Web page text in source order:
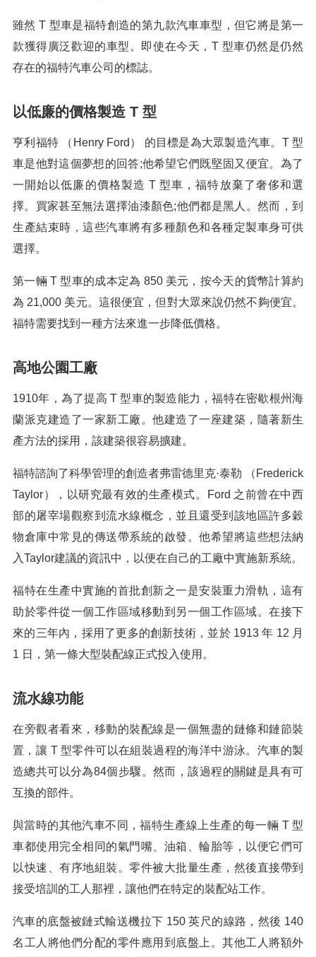
雖然 T 型車是福特創造的第九款汽車車型，但它將是第一
款獲得廣泛歡迎的車型。即使在今天，T 型車仍然是仍然
存在的福特汽車公司的標誌。
以低廉的價格製造 T 型
亨利福特 （Henry Ford） 的目標是為大眾製造汽車。T 型
車是他對這個夢想的回答;他希望它們既堅固又便宜。為了
一開始以低廉的價格製造 T 型車，福特放棄了奢侈和選
擇。買家甚至無法選擇油漆顏色;他們都是黑人。然而，到
生產結束時，這些汽車將有多種顏色和各種定製車身可供
選擇。
第一輛 T 型車的成本定為 850 美元，按今天的貨幣計算約
為 21,000 美元。這很便宜，但對大眾來說仍然不夠便宜。
福特需要找到一種方法來進一步降低價格。
高地公園工廠
1910年，為了提高 T 型車的製造能力，福特在密歇根州海
蘭派克建造了一家新工廠。他建造了一座建築，隨著新生
產方法的採用，該建築很容易擴建。
福特諮詢了科學管理的創造者弗雷德里克·泰勒 （Frederick
Taylor），以研究最有效的生產模式。Ford 之前曾在中西
部的屠宰場觀察到流水線概念，並且還受到該地區許多穀
物倉庫中常見的傳送帶系統的啟發。他希望將這些想法納
入Taylor建議的資訊中，以便在自己的工廠中實施新系統。
福特在生產中實施的首批創新之一是安裝重力滑軌，這有
助於零件從一個工作區域移動到另一個工作區域。在接下
來的三年內，採用了更多的創新技術，並於 1913 年 12 月
1 日，第一條大型裝配線正式投入使用。
流水線功能
在旁觀者看來，移動的裝配線是一個無盡的鏈條和鏈節裝
置，讓 T 型零件可以在組裝過程的海洋中游泳。汽車的製
造總共可以分為84個步驟。然而，該過程的關鍵是具有可
互換的部件。
與當時的其他汽車不同，福特生產線上生產的每一輛 T 型
車都使用完全相同的氣門嘴、油箱、輪胎等，以便它們可
以快速、有序地組裝。零件被大批量生產，然後直接帶到
接受培訓的工人那裡，讓他們在特定的裝配站工作。
汽車的底盤被鏈式輸送機拉下 150 英尺的線路，然後 140
名工人將他們分配的零件應用到底盤上。其他工人將額外